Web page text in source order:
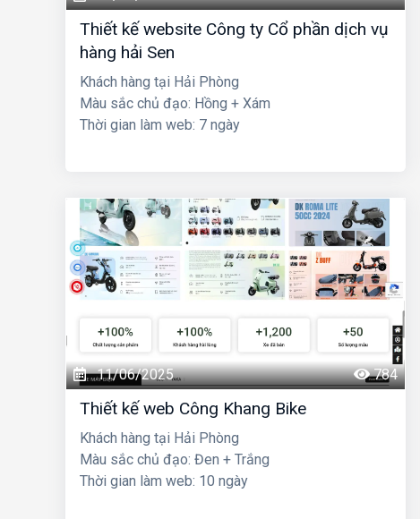
Thiết kế website Công ty Cổ phần dịch vụ
hàng hải Sen
Khách hàng tại Hải Phòng
Màu sắc chủ đạo: Hồng + Xám
Thời gian làm web: 7 ngày
11/06/2025 784
Thiết kế web Công Khang Bike
Khách hàng tại Hải Phòng
Màu sắc chủ đạo: Đen + Trắng
Thời gian làm web: 10 ngày